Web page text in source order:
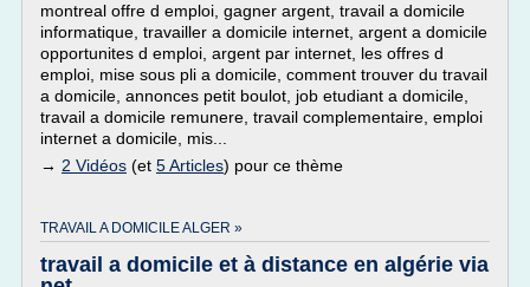
montreal offre d emploi, gagner argent, travail a domicile
informatique, travailler a domicile internet, argent a domicile
opportunites d emploi, argent par internet, les offres d
emploi, mise sous pli a domicile, comment trouver du travail
a domicile, annonces petit boulot, job etudiant a domicile,
travail a domicile remunere, travail complementaire, emploi
internet a domicile, mis...
→ 2 Vidéos (et 5 Articles) pour ce thème
TRAVAIL A DOMICILE ALGER »
travail a domicile et à distance en algérie via